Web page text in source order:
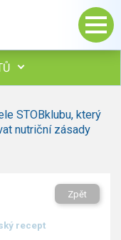
STOBklubu, který
nutriční zásady
Zpět
recept